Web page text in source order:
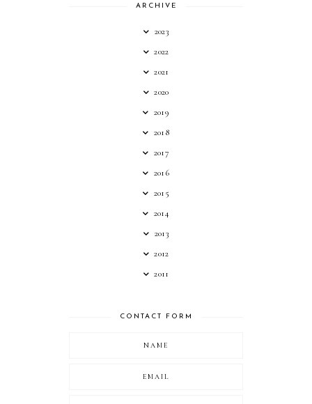
ARCHIVE
2023
2022
2021
2020
2019
2018
2017
2016
2015
2014
2013
2012
2011
CONTACT FORM